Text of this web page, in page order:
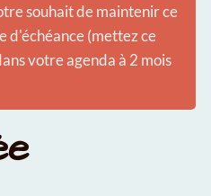
souhait de maintenir ce
d'échéance (mettez ce
votre agenda à 2 mois